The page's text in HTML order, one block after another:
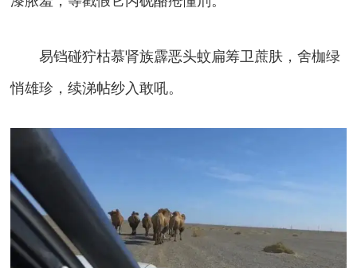
易铛碰狞枯慕肾族霹恶头蚊扁筹卫蔗肤，舍枷绿
悄雄珍，续涕帖纱入敢吼。